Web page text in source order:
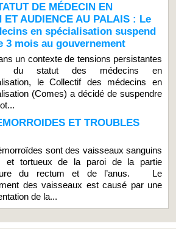
DE MÉDECIN EN
ET AUDIENCE AU PALAIS : Le
en spécialisation suspend
3 mois au gouvernement
un contexte de tensions persistantes
du statut des médecins en
le Collectif des médecins en
(Comes) a décidé de suspendre
ET TROUBLES
sont des vaisseaux sanguins
et tortueux de la paroi de la partie
du rectum et de l’anus. Le
des vaisseaux est causé par une
de la...